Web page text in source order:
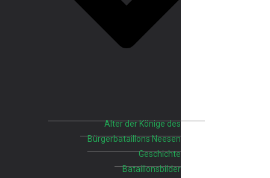
Alter der Könige des
Bürgerbataillons Neesen
Geschichte
Bataillonsbilder